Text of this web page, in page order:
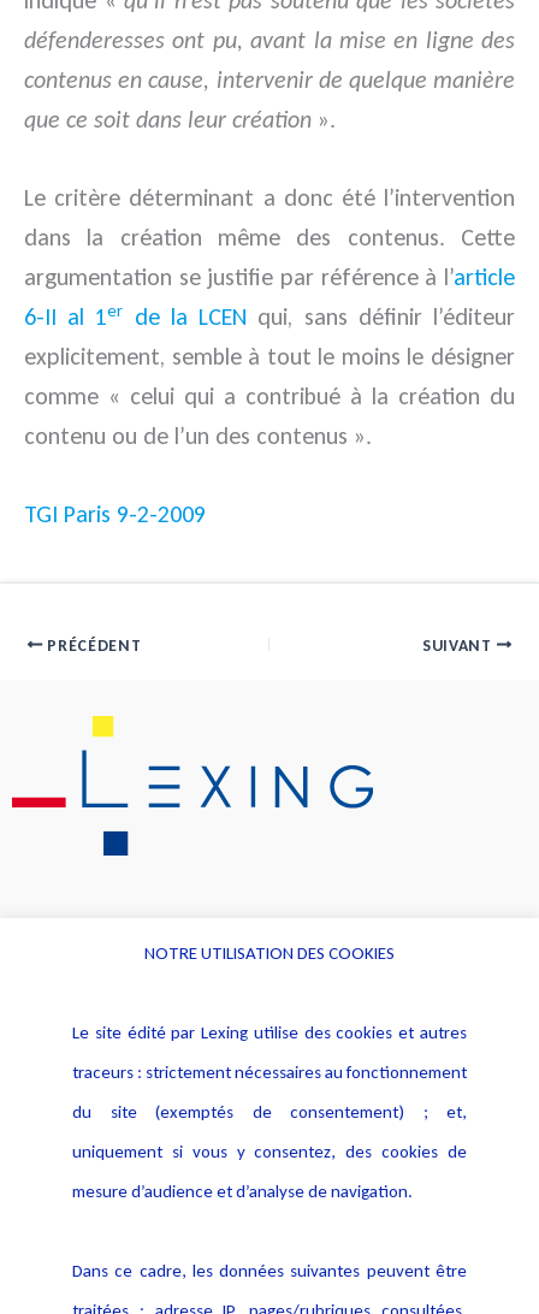
défenderesses ont pu, avant la mise en ligne des
contenus en cause, intervenir de quelque manière
que ce soit dans leur création ».
Le critère déterminant a donc été l’intervention
dans la création même des contenus. Cette
argumentation se justifie par référence à l’article
6-II al 1er de la LCEN qui, sans définir l’éditeur
explicitement, semble à tout le moins le désigner
comme « celui qui a contribué à la création du
contenu ou de l’un des contenus ».
TGI Paris 9-2-2009
PRÉCÉDENT SUIVANT
Alerte professionnelle
Déclaration d'accessibilité
Notice Légale
Politique de protection des
données
Publications
NOTRE UTILISATION DES COOKIES
Le site édité par Lexing utilise des cookies et autres
traceurs : strictement nécessaires au fonctionnement
du site (exemptés de consentement) ; et,
uniquement si vous y consentez, des cookies de
mesure d’audience et d’analyse de navigation.
Dans ce cadre, les données suivantes peuvent être